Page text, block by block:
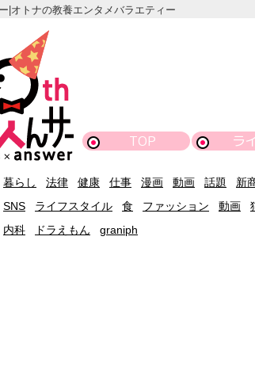
|オトナの教養エンタメバラエティー
TOP ラ
暮らし 法律 健康 仕事 漫画 動画 話題 新
SNS
ライフスタイル 食 ファッション 動画
内科
ドラえもん graniph